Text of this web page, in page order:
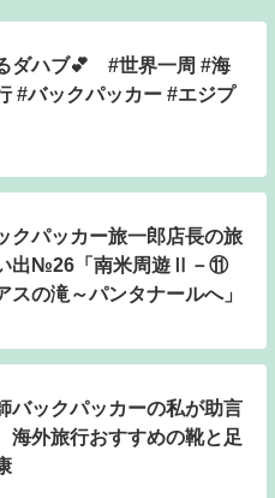
ダハブ💕 #世界一周 #海
#バックパッカー #エジプ
クパッカー旅一郎店長の旅
出№26「南米周遊Ⅱ－⑪
スの滝～パンタナールへ」
バックパッカーの私が助言
海外旅行おすすめの靴と足